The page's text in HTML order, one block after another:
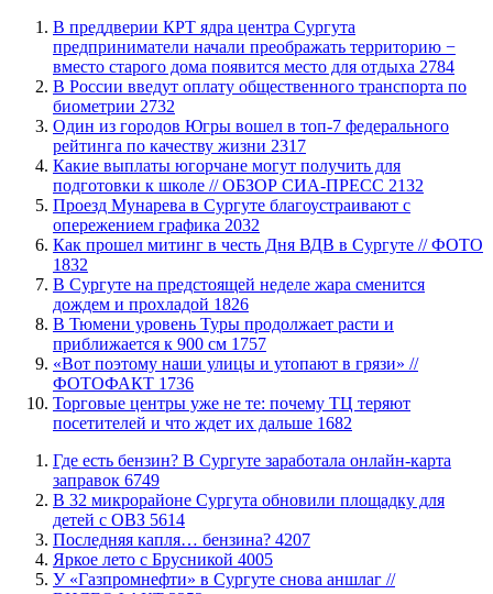
​В преддверии КРТ ядра центра Сургута
предприниматели начали преображать территорию −
вместо старого дома появится место для отдыха 2784
В России введут оплату общественного транспорта по
биометрии 2732
Один из городов Югры вошел в топ-7 федерального
рейтинга по качеству жизни 2317
Какие выплаты югорчане могут получить для
подготовки к школе // ОБЗОР СИА-ПРЕСС 2132
​Проезд Мунарева в Сургуте благоустраивают с
опережением графика 2032
Как прошел митинг в честь Дня ВДВ в Сургуте // ФОТО
1832
В Сургуте на предстоящей неделе жара сменится
дождем и прохладой 1826
В Тюмени уровень Туры продолжает расти и
приближается к 900 см 1757
«Вот поэтому наши улицы и утопают в грязи» //
ФОТОФАКТ 1736
Торговые центры уже не те: почему ТЦ теряют
посетителей и что ждет их дальше 1682
​Где есть бензин? В Сургуте заработала онлайн-карта
заправок 6749
В 32 микрорайоне Сургута обновили площадку для
детей с ОВЗ 5614
​Последняя капля… бензина? 4207
Яркое лето с Брусникой 4005
У «Газпромнефти» в Сургуте снова аншлаг //